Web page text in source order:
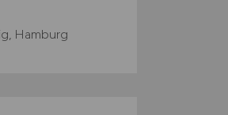
Hamburg